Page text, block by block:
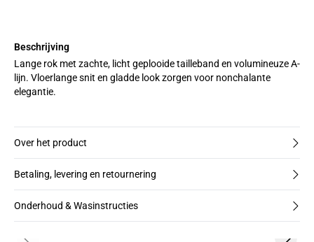
Beschrijving
Lange rok met zachte, licht geplooide tailleband en volumineuze A-
lijn. Vloerlange snit en gladde look zorgen voor nonchalante
elegantie.
Over het product
Betaling, levering en retournering
Onderhoud & Wasinstructies